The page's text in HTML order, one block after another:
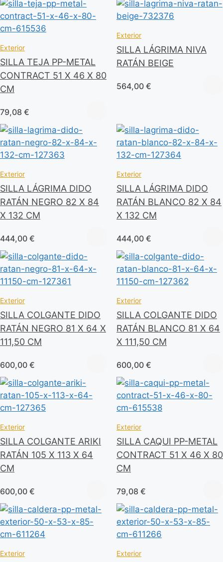
Exterior
SILLA TEJA PP-METAL
CONTRACT 51 X 46 X 80
CM
79,08 €
Exterior
SILLA LÁGRIMA NIVA
RATÁN BEIGE
564,00 €
Exterior
SILLA LÁGRIMA DIDO
RATÁN NEGRO 82 X 84
X 132 CM
444,00 €
Exterior
SILLA LÁGRIMA DIDO
RATÁN BLANCO 82 X 84
X 132 CM
444,00 €
Exterior
SILLA COLGANTE DIDO
RATÁN NEGRO 81 X 64 X
111,50 CM
600,00 €
Exterior
SILLA COLGANTE DIDO
RATÁN BLANCO 81 X 64
X 111,50 CM
600,00 €
Exterior
SILLA COLGANTE ARIKI
RATÁN 105 X 113 X 64
CM
600,00 €
Exterior
SILLA CAQUI PP-METAL
CONTRACT 51 X 46 X 80
CM
79,08 €
Exterior Exterior